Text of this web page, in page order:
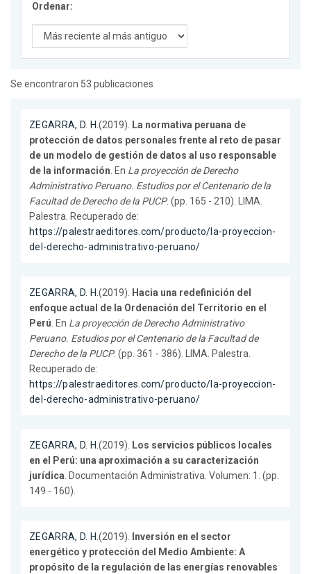
Ordenar:
Se encontraron 53 publicaciones
ZEGARRA, D. H.(2019). La normativa peruana de
protección de datos personales frente al reto de pasar
de un modelo de gestión de datos al uso responsable
de la información. En La proyección de Derecho
Administrativo Peruano. Estudios por el Centenario de la
Facultad de Derecho de la PUCP. (pp. 165 - 210). LIMA.
Palestra. Recuperado de:
https://palestraeditores.com/producto/la-proyeccion-
del-derecho-administrativo-peruano/
ZEGARRA, D. H.(2019). Hacia una redefinición del
enfoque actual de la Ordenación del Territorio en el
Perú. En La proyección de Derecho Administrativo
Peruano. Estudios por el Centenario de la Facultad de
Derecho de la PUCP. (pp. 361 - 386). LIMA. Palestra.
Recuperado de:
https://palestraeditores.com/producto/la-proyeccion-
del-derecho-administrativo-peruano/
ZEGARRA, D. H.(2019). Los servicios públicos locales
en el Perú: una aproximación a su caracterización
jurídica. Documentación Administrativa. Volumen: 1. (pp.
149 - 160).
ZEGARRA, D. H.(2019). Inversión en el sector
energético y protección del Medio Ambiente: A
propósito de la regulación de las energías renovables